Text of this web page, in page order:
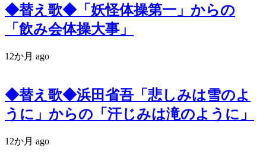
◆替え歌◆「妖怪体操第一」からの
「飲み会体操大事」
12か月 ago
◆替え歌◆浜田省吾「悲しみは雪のよ
うに」からの「汗じみは滝のように」
12か月 ago